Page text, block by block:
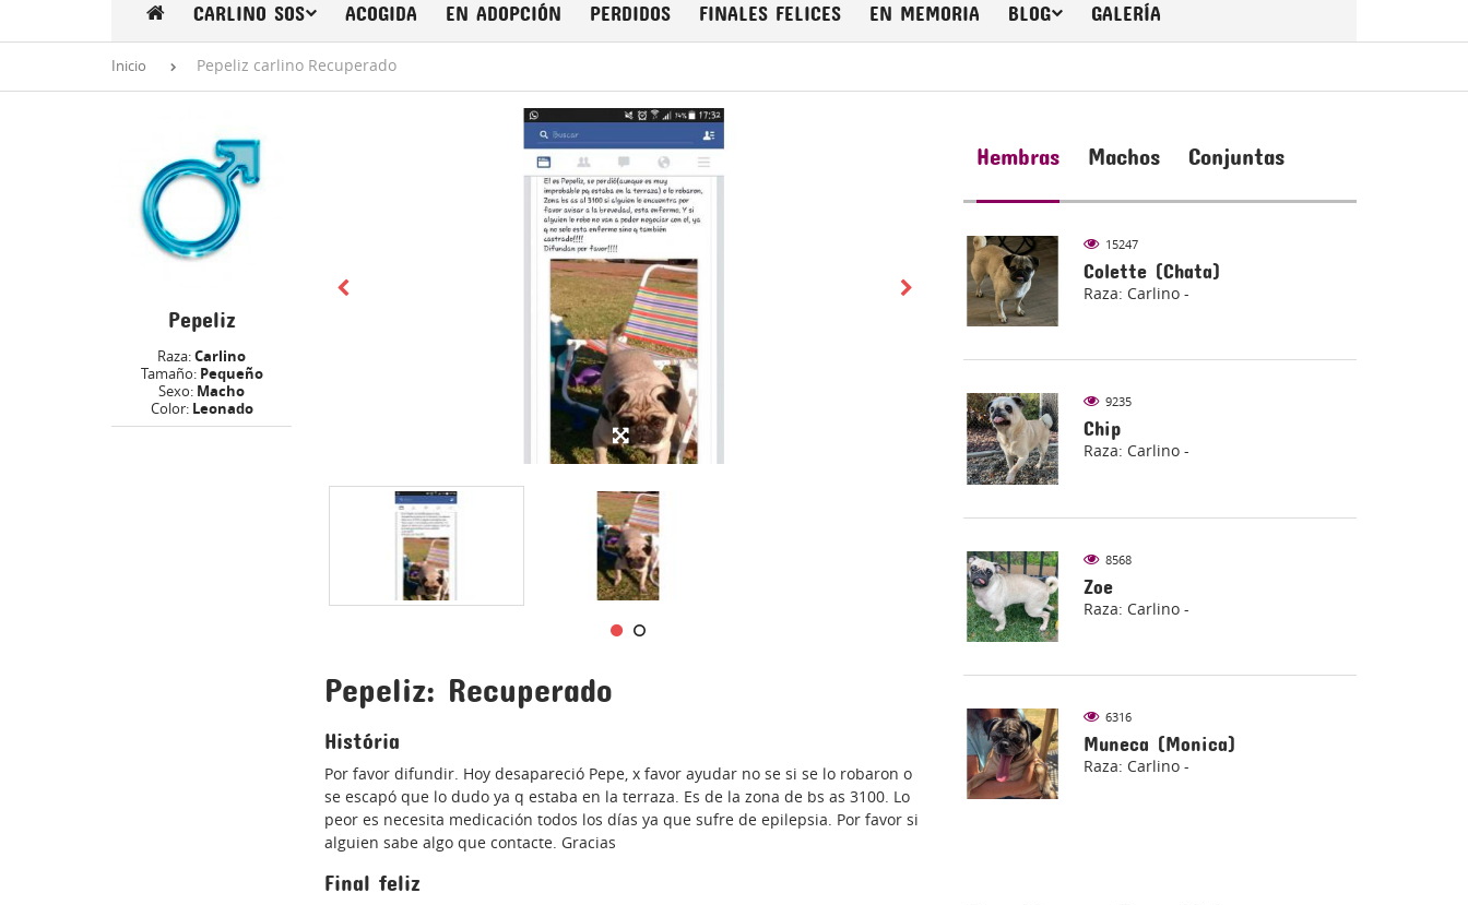
CARLINO SOS ACOGIDA EN ADOPCIÓN PERDIDOS FINALES FELICES EN MEMORIA BLOG GALERÍA
Inicio Pepeliz carlino Recuperado
Pepeliz
Raza:Carlino
Tamaño: Pequeño
Sexo: Macho
Color: Leonado
Pepeliz: Recuperado
História
Por favor difundir. Hoy desapareció Pepe, x favor ayudar no se si se lo robaron o
se escapó que lo dudo ya q estaba en la terraza. Es de la zona de bs as 3100. Lo
peor es necesita medicación todos los días ya que sufre de epilepsia. Por favor si
alguien sabe algo que contacte. Gracias
Final feliz
Hembras Machos Conjuntas
15247
Colette (Chata)
Raza: Carlino -
9235
Chip
Raza: Carlino -
8568
Zoe
Raza: Carlino -
6316
Muneca (Monica)
Raza: Carlino -